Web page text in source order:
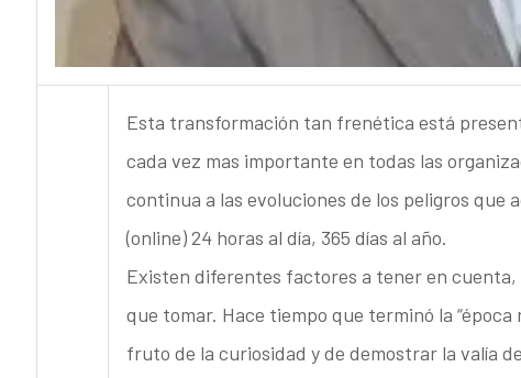
Esta transformación tan frenética está
cada vez mas importante en todas las
continua a las evoluciones de los peligros que
(online) 24 horas al día, 365 días al año.
Existen diferentes factores a tener en
que tomar. Hace tiempo que terminó la
fruto de la curiosidad y de demostrar la valía